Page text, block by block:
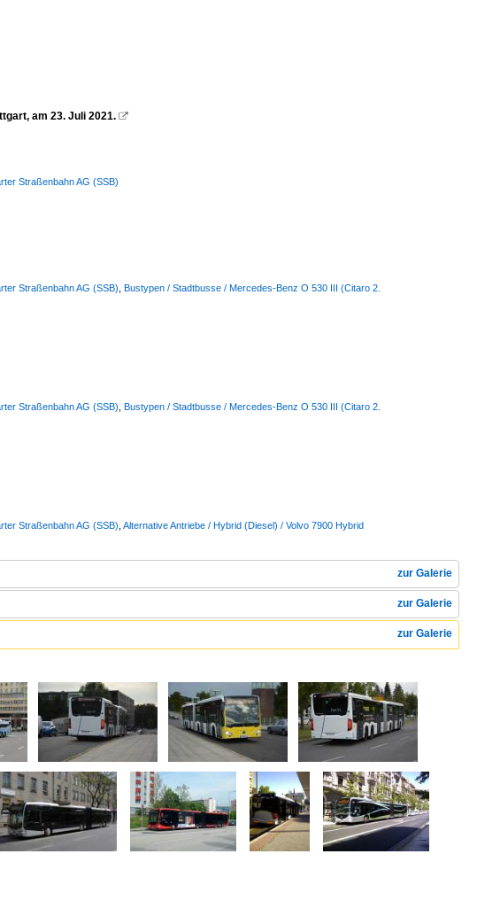
am 23. Juli 2021. 
Straßenbahn AG (SSB)
Straßenbahn AG (SSB) Bustypen / Stadtbusse / Mercedes-Benz O 530 III (Citaro 2.
Straßenbahn AG (SSB) Bustypen / Stadtbusse / Mercedes-Benz O 530 III (Citaro 2.
Straßenbahn AG (SSB) Alternative Antriebe / Hybrid (Diesel) / Volvo 7900 Hybrid
zur Galerie
zur Galerie
zur Galerie